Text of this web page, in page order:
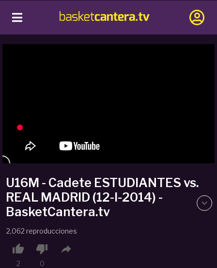
U16M - Cadete ESTUDIANTES vs.
REAL MADRID (12-I-2014) -
BasketCantera.tv
2,062 reproducciones

2

0
